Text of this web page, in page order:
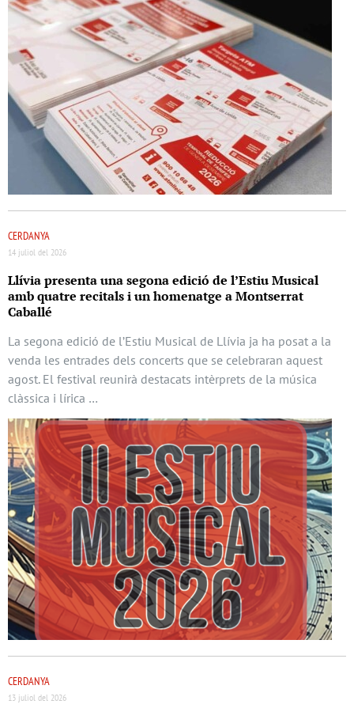
CERDANYA
14 juliol del 2026
Llívia presenta una segona edició de l’Estiu Musical
amb quatre recitals i un homenatge a Montserrat
Caballé
La segona edició de l’Estiu Musical de Llívia ja ha posat a la
venda les entrades dels concerts que se celebraran aquest
agost. El festival reunirà destacats intèrprets de la música
clàssica i lírica …
CERDANYA
13 juliol del 2026